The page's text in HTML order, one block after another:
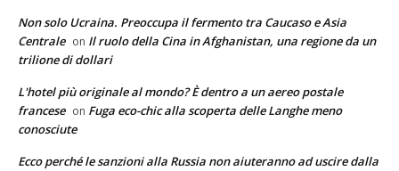
Non solo Ucraina. Preoccupa il fermento tra Caucaso e Asia
Centrale on Il ruolo della Cina in Afghanistan, una regione da un
trilione di dollari
L'hotel più originale al mondo? È dentro a un aereo postale
francese on Fuga eco-chic alla scoperta delle Langhe meno
conosciute
Ecco perché le sanzioni alla Russia non aiuteranno ad uscire dalla